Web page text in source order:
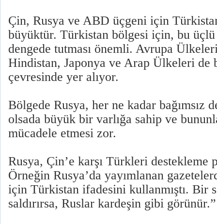
Çin, Rusya ve ABD üçgeni için
büyüktür. Türkistan bölgesi için, bu
dengede tutması önemli. Avrupa
Hindistan, Japonya ve Arap Ülkeleri de
çevresinde yer alıyor.
Bölgede Rusya, her ne kadar bağımsız
olsada büyük bir varlığa sahip ve
mücadele etmesi zor.
Rusya, Çin’e karşı Türkleri destekleme
Örneğin Rusya’da yayımlanan
için Türkistan ifadesini kullanmıştı. Bir
saldırırsa, Ruslar kardeşin gibi görünür.”